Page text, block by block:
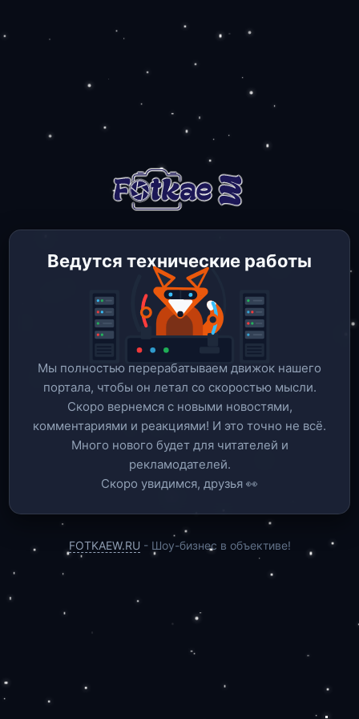
Ведутся технические работы
Мы полностью перерабатываем движок нашего
портала, чтобы он летал со скоростью мысли.
Скоро вернемся c новыми новостями,
комментариями и реакциями! И это точно не всё.
Много нового будет для читателей и
рекламодателей.
Скоро увидимся, друзья 👀
FOTKAEW.RU - Шоу-бизнес в объективе!